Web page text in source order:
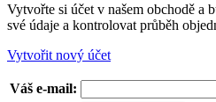
Vytvořte si účet v našem obchodě a
své údaje a kontrolovat průběh
Vytvořit nový účet
Váš e-mail: